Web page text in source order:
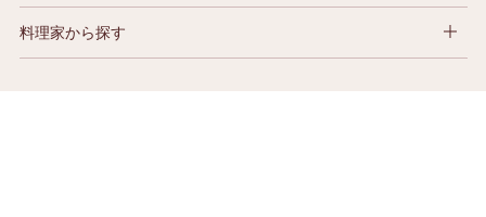
料理家から探す